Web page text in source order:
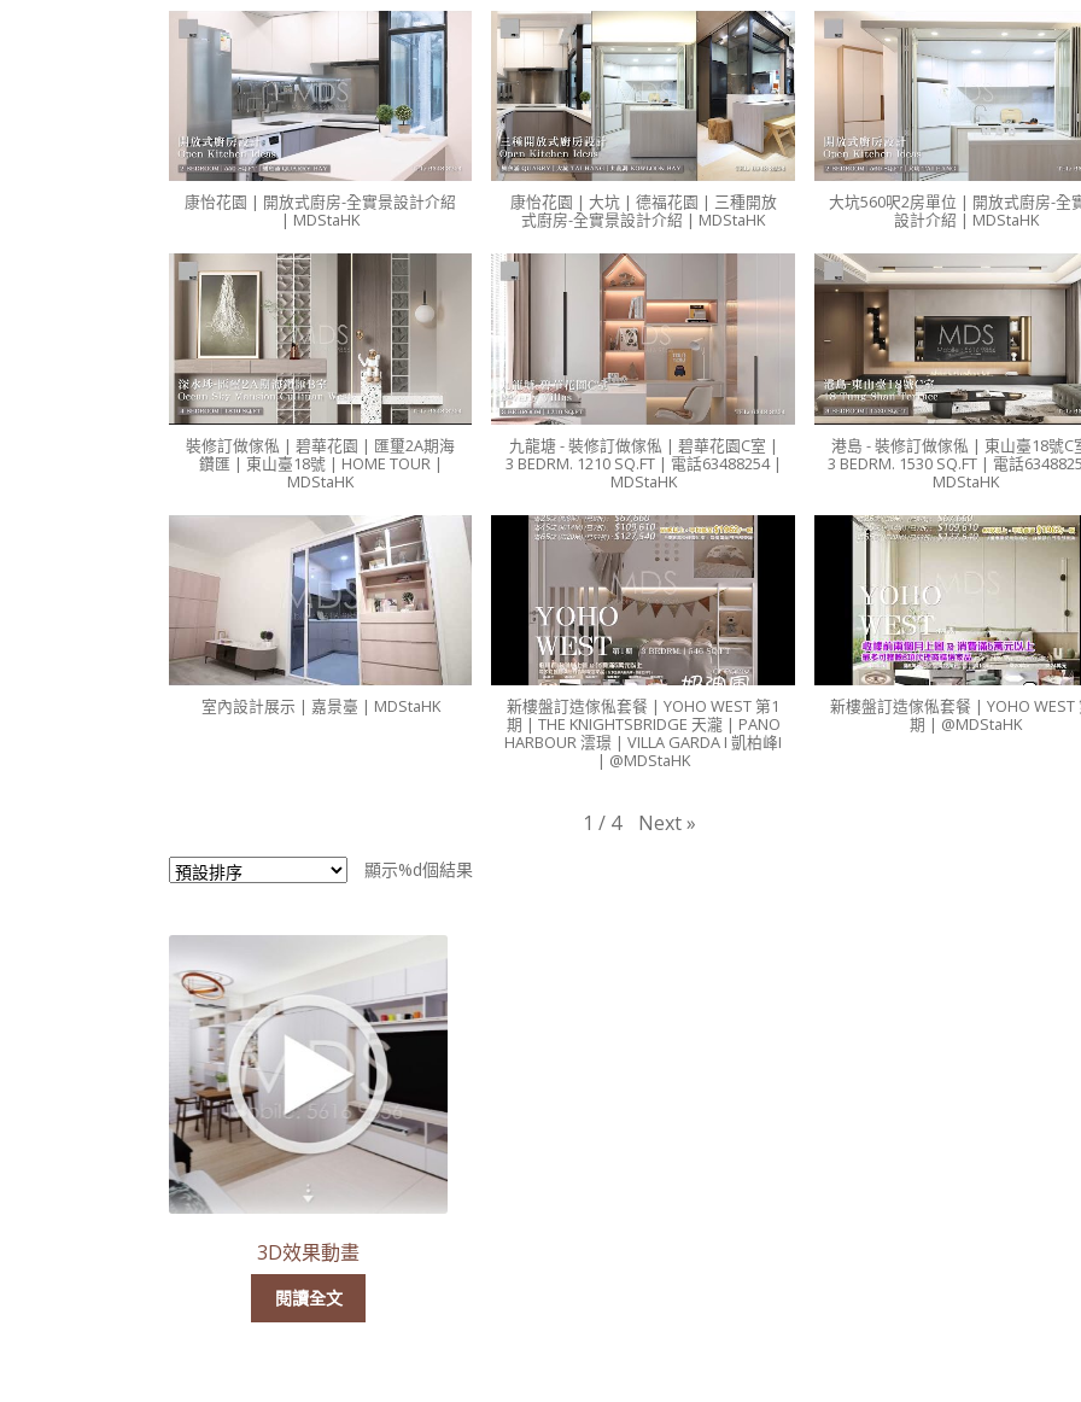
康怡花園 | 開放式廚房-全實景設計介紹
| MDStaHK
康怡花園 | 大坑 | 德福花園 | 三種開放
式廚房-全實景設計介紹 | MDStaHK
大坑560呎2房單位 | 開放式廚房-全
設計介紹 | MDStaHK
裝修訂做傢俬 | 碧華花園 | 匯璽2A期海
鑽匯 | 東山臺18號 | HOME TOUR |
MDStaHK
九龍塘 - 裝修訂做傢俬 | 碧華花園C室 |
3 BEDRM. 1210 SQ.FT | 電話63488254 |
MDStaHK
港島 - 裝修訂做傢俬 | 東山臺18號C
3 BEDRM. 1530 SQ.FT | 電話
MDStaHK
室內設計展示 | 嘉景臺 | MDStaHK
新樓盤訂造傢俬套餐 | YOHO WEST 第1
期 | THE KNIGHTSBRIDGE 天瀧 | PANO
HARBOUR 澐璟 | VILLA GARDA I 凱柏峰I
| @MDStaHK
新樓盤訂造傢俬套餐 | YOHO WEST
期 | @MDStaHK
1 / 4 Next»
顯示%d個結果
3D效果動畫
閱讀全文